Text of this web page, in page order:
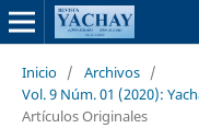
Inicio / Archivos /
Vol. 9 Núm. 01 (2020):
Artículos Originales